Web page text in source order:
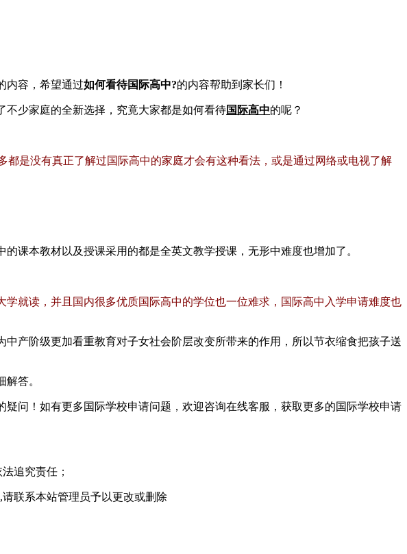
内容，希望通过如何看待国际高中?的内容帮助到家长们！
不少家庭的全新选择，究竟大家都是如何看待国际高中的呢？
是没有真正了解过国际高中的家庭才会有这种看法，或是通过网络或电视了解
本教材以及授课采用的都是全英文教学授课，无形中难度也增加了。
就读，并且国内很多优质国际高中的学位也一位难求，国际高中入学申请难度也
阶级更加看重教育对子女社会阶层改变所带来的作用，所以节衣缩食把孩子送
答。
疑问！如有更多国际学校申请问题，欢迎咨询在线客服 ，获取更多的国际学校申请
追究责任；
联系本站管理员予以更改或删除